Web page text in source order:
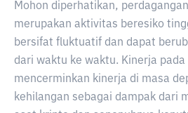
Mohon diperhatikan,
merupakan aktivitas beresiko
bersifat fluktuatif dan dapat
dari waktu ke waktu. Kinerja
mencerminkan kinerja di masa
kehilangan sebagai dampak dari